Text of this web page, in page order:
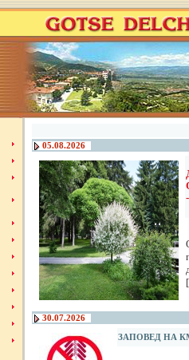
05.08.2026
[
30.07.2026
ЗАПОВЕД НА